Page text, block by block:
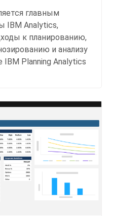
главным
IBM Analytics,
к планированию,
и анализу
IBM Planning Analytics